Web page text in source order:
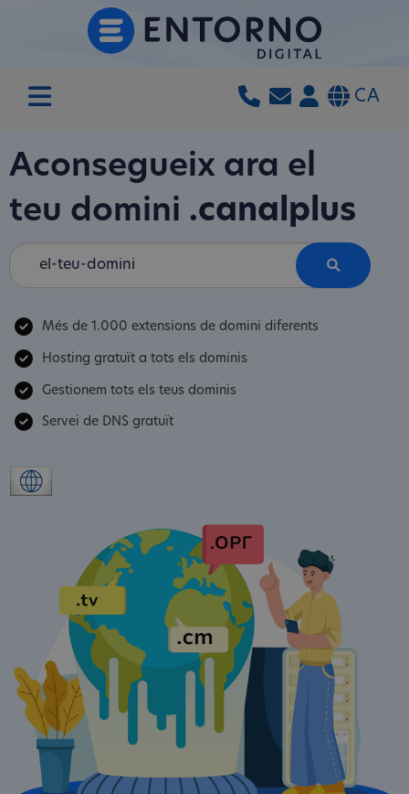
CA
Aconsegueix ara el
teu domini .canalplus
Més de 1.000 extensions de domini diferents
Hosting gratuït a tots els dominis
Gestionem tots els teus dominis
Servei de DNS gratuït